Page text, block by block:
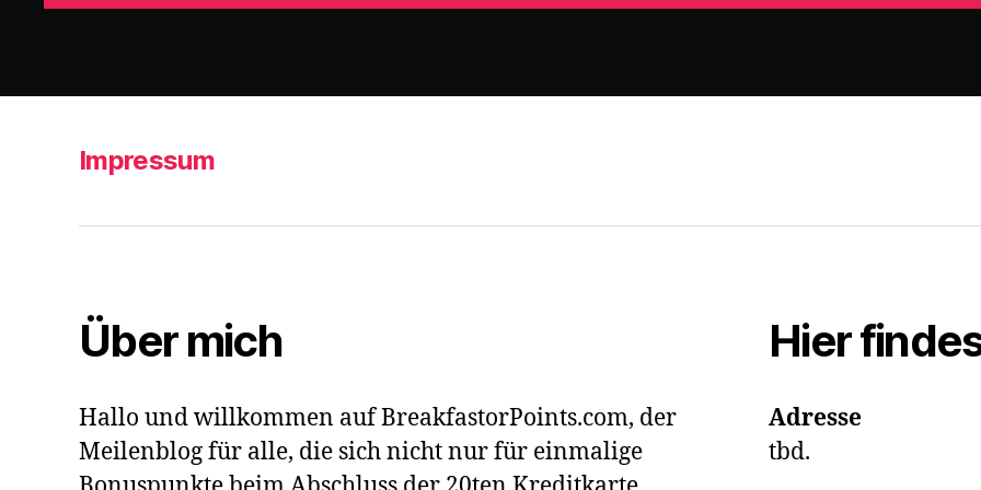
Impressum
Über mich
Hallo und willkommen auf BreakfastorPoints.com, der
Meilenblog für alle, die sich nicht nur für einmalige
Hier
Adresse
tbd.